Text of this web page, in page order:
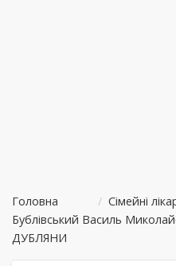
Головна / Сімейні
Бублівський Василь
ДУБЛЯНИ